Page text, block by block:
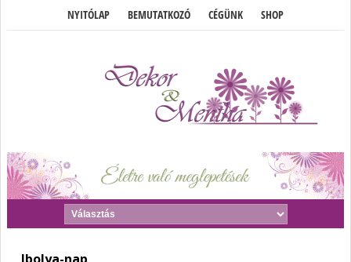
NYITÓLAP BEMUTATKOZÓ CÉGÜNK SHOP
Ibolya-nap